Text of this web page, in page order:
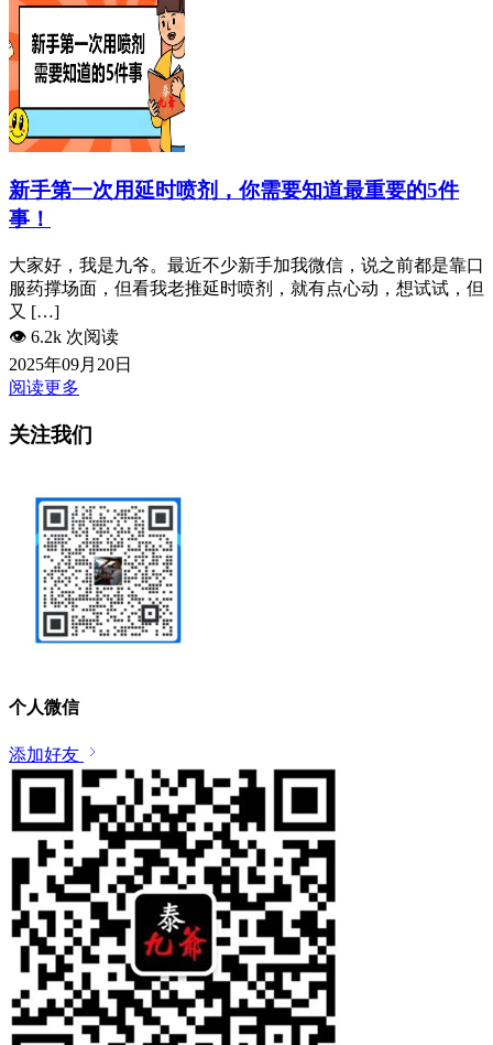
新手第一次用延时喷剂，你需要知道最重要的5件
事！
大家好，我是九爷。最近不少新手加我微信，说之前都是靠口
服药撑场面，但看我老推延时喷剂，就有点心动，想试试，但
又 […]
👁️ 6.2k 次阅读
2025年09月20日
阅读更多
关注我们
个人微信
添加好友